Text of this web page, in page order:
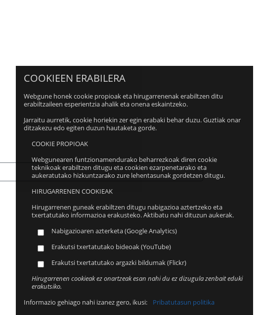
COOKIEEN ERABILERA
Webgune honek cookie propioak eta hirugarrenenak erabiltzen ditu
erabiltzaileen esperientzia ahalik eta onena eskaintzeko.
Jarraitu aurretik, cookie horiekin zer egin erabaki behar duzu. Guztiak onar
ditzakezu edo egiten duzun hautaketa gorde.
COOKIE PROPIOAK
Webgunearen funtzionamendurako beharrezkoak diren cookie
teknikoak erabiltzen ditugu eta cookien ezarpenetarako eta
aukeratutako hizkuntzarako zure lehentasunak gordetzen ditugu.
HIRUGARRENEN COOKIEAK
Hirugarrenen guneak erabiltzen ditugu nabigazioa aztertzeko eta
txertatutako informazioa erakusteko. Aktibatu nahi dituzun aukerak.
Nabigazioaren azterketa (Google Analytics)
Erakutsi txertatutako bideoak (YouTube)
Erakutsi txertatutako argazki bildumak (Flickr)
Hirugarrenen cookieak ez onartzeak esan nahi du ez dizugula zenbait eduki
erakutsiko.
Informazio gehiago nahi izanez gero, ikusi:
Pribatutasun politika